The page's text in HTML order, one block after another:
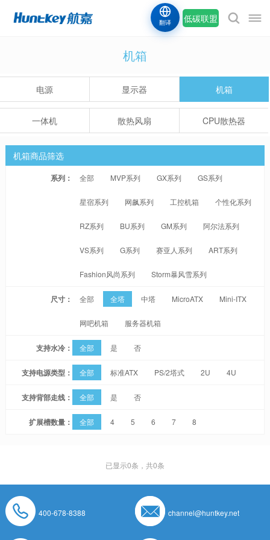
低碳联盟
翻译
机箱
电源 显示器 机箱
一体机 散热风扇 CPU散热器
机箱商品筛选
系列： 全部 MVP系列 GX系列 GS系列
星宿系列 网飙系列 工控机箱 个性化系列
RZ系列 BU系列 GM系列 阿尔法系列
VS系列 G系列 赛亚人系列 ART系列
Fashion风尚系列 Storm暴风雪系列
尺寸： 全部 全塔 中塔 MicroATX Mini-ITX
网吧机箱 服务器机箱
支持水冷： 全部 是 否
支持电源类型： 全部 标准ATX PS/2塔式 2U 4U
支持背部走线： 全部 是 否
扩展槽数量： 全部 4 5 6 7 8
已显示0条，共0条
400-678-8388 channel@huntkey.net